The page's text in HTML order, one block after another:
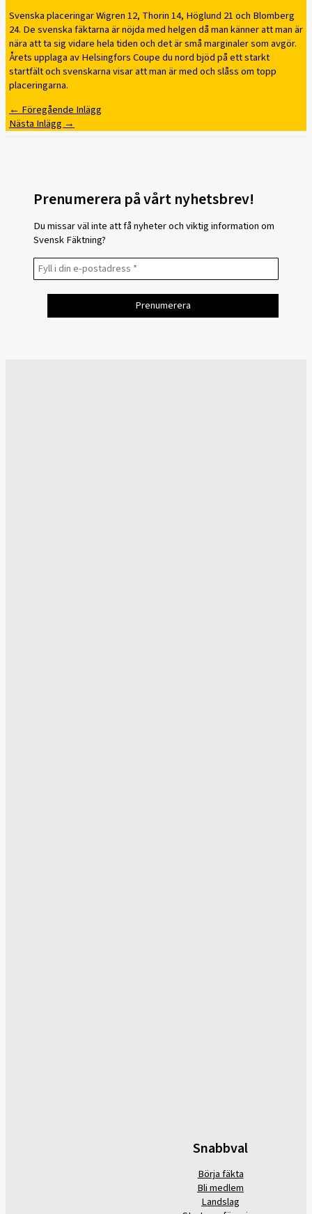
Svenska placeringar Wigren 12, Thorin 14, Höglund 21 och Blomberg
24. De svenska fäktarna är nöjda med helgen då man känner att man är
nära att ta sig vidare hela tiden och det är små marginaler som avgör.
Årets upplaga av Helsingfors Coupe du nord bjöd på ett starkt
startfält och svenskarna visar att man är med och slåss om topp
placeringarna.
← Föregående Inlägg
Nästa Inlägg →
Prenumerera på vårt nyhetsbrev!
Du missar väl inte att få nyheter och viktig information om
Svensk Fäktning?
Snabbval
Börja fäkta
Bli medlem
Landslag